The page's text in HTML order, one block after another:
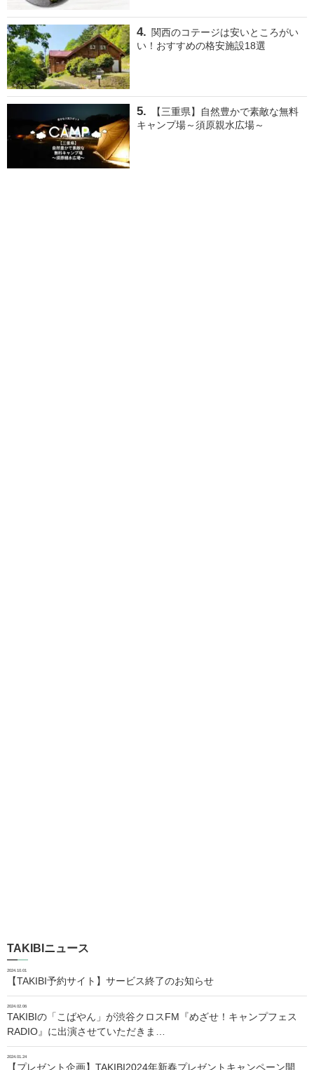
関西のコテージは安いところがい
い！おすすめの格安施設18選
【三重県】自然豊かで素敵な無料
キャンプ場～須原親水広場～
TAKIBIニュース
2024.10.01
【TAKIBI予約サイト】サービス終了のお知らせ
2024.02.06
TAKIBIの「こばやん」が渋谷クロスFM『めざせ！キャンプフェス
RADIO』に出演させていただきま…
2024.01.24
【プレゼント企画】TAKIBI2024年新春プレゼントキャンペーン開